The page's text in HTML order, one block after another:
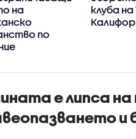
на
по
клуба
е липса